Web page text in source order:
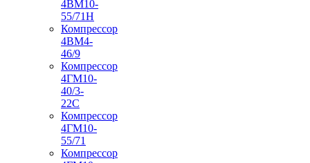
4ВМ10-
55/71Н
Компрессор
4ВМ4-
46/9
Компрессор
4ГМ10-
40/3-
22С
Компрессор
4ГМ10-
55/71
Компрессор